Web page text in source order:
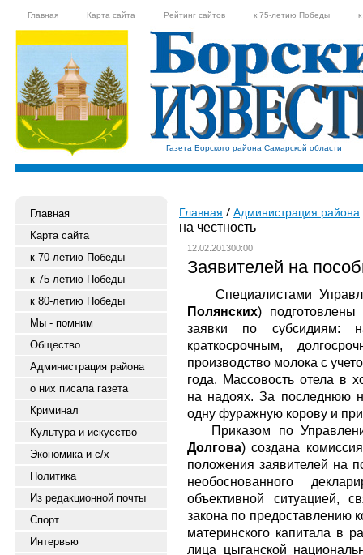
Главная Карта сайта Рейтинг сайтов к 75-летию Победы
Газета Борского района Самарской области
Главная
Карта сайта
к 70-летию Победы
к 75-летию Победы
к 80-летию Победы
Мы - помним
Общество
Администрация района
о них писала газета
Криминал
Культура и искусство
Экономика и с/х
Политика
Из редакционной почты
Спорт
Интервью
Главная Администрация района
на честность
12.02.201300:00
Заявителей на
Специалистами
Полянских)
заявки по субсидиям:
краткосрочным,
производство молока с
года. Массовость отела в
на надоях. За последнюю
одну фуражную корову и
Приказом по
Долгова) создана
положения заявителей на
необоснованного
объективной ситуацией,
закона по предоставлению
материнского капитала в
лица цыганской